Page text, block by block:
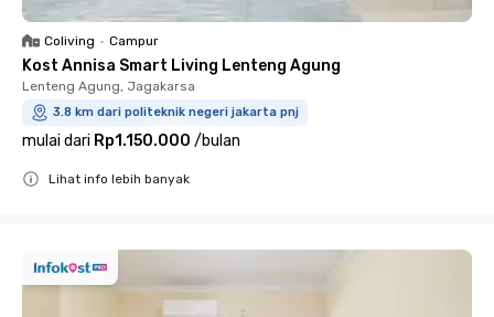
Coliving • Campur
Kost Annisa Smart Living Lenteng Agung
Lenteng Agung, Jagakarsa
3.8 km dari politeknik negeri jakarta pnj
mulai dari Rp1.150.000 /bulan
Lihat info lebih banyak